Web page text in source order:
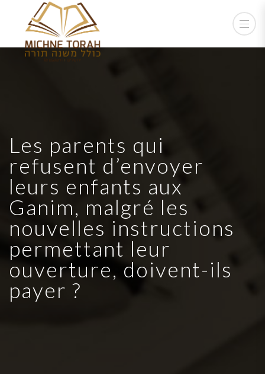
Les parents qui
refusent d’envoyer
leurs enfants aux
Ganim, malgré les
nouvelles instructions
permettant leur
ouverture, doivent-ils
payer ?